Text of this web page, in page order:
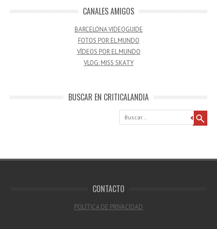
CANALES AMIGOS
BARCELONA VIDEOGUIDE
FOTOS POR EL MUNDO
VÍDEOS POR EL MUNDO
VLOG: MISS SKATY
BUSCAR EN CRITICALANDIA
Buscar
CONTACTO
POLÍTICA DE PRIVACIDAD